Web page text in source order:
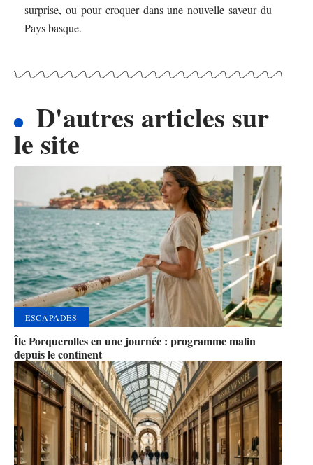
surprise, ou pour croquer dans une nouvelle saveur du
Pays basque.
D'autres articles sur
le site
ESCAPADES
Île Porquerolles en une journée : programme malin
depuis le continent